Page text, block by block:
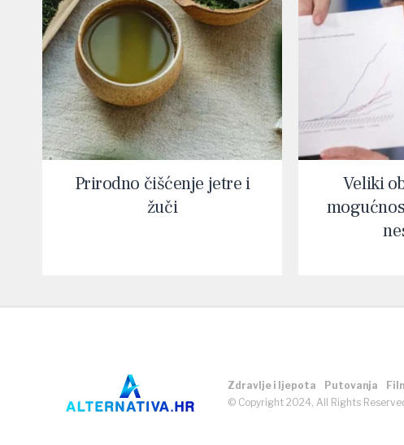
Prirodno čišćenje jetre i
žuči
Veliki
Zdravlje i ljepota Putovanja
© Copyright 2024, All Rights